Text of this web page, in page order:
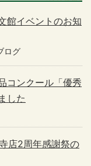
館イベントのお知
ログ
コンクール「優秀
した
店2周年感謝祭の